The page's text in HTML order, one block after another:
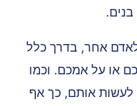
אחר, בדרך כלל
או על אמכם. וכמו
אותם, כך אף